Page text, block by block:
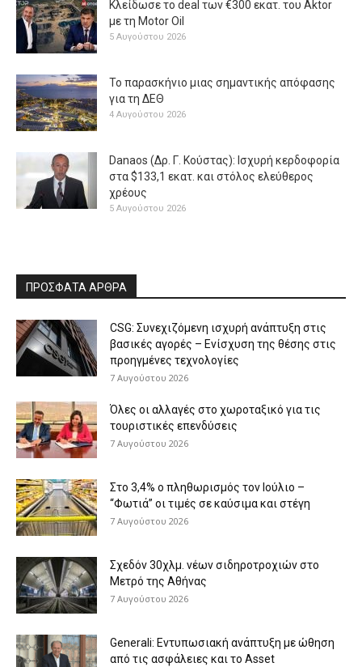
Κλείδωσε το deal των €300 εκατ. του Aktor
με τη Μotor Oil
5 Αυγούστου 2026
Το παρασκήνιο μιας σημαντικής απόφασης
για τη ΔΕΘ
4 Αυγούστου 2026
Danaos (Δρ. Γ. Κούστας): Ισχυρή κερδοφορία
στα $133,1 εκατ. και στόλος ελεύθερος
χρέους
5 Αυγούστου 2026
ΠΡΟΣΦΑΤΑ ΑΡΘΡΑ
CSG: Συνεχιζόμενη ισχυρή ανάπτυξη στις
βασικές αγορές – Ενίσχυση της θέσης στις
προηγμένες τεχνολογίες
7 Αυγούστου 2026
Όλες οι αλλαγές στο χωροταξικό για τις
τουριστικές επενδύσεις
7 Αυγούστου 2026
Στο 3,4% ο πληθωρισμός τον Ιούλιο –
“Φωτιά” οι τιμές σε καύσιμα και στέγη
7 Αυγούστου 2026
Σχεδόν 30χλμ. νέων σιδηροτροχιών στο
Μετρό της Αθήνας
7 Αυγούστου 2026
Generali: Eντυπωσιακή ανάπτυξη με ώθηση
από τις ασφάλειες και το Asset